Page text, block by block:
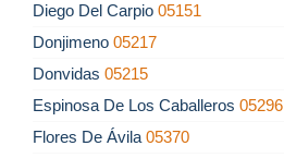
Diego Del Carpio 05151
Donjimeno 05217
Donvidas 05215
Espinosa De Los Caballeros 05296
Flores De Ávila 05370